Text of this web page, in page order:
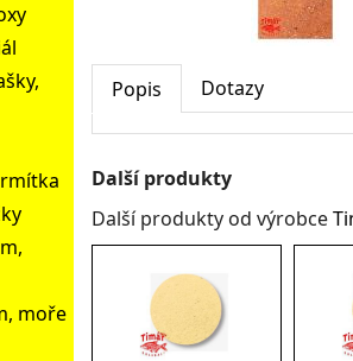
moře
Popis Dotazy
Další produkty
Další produkty od výrobce